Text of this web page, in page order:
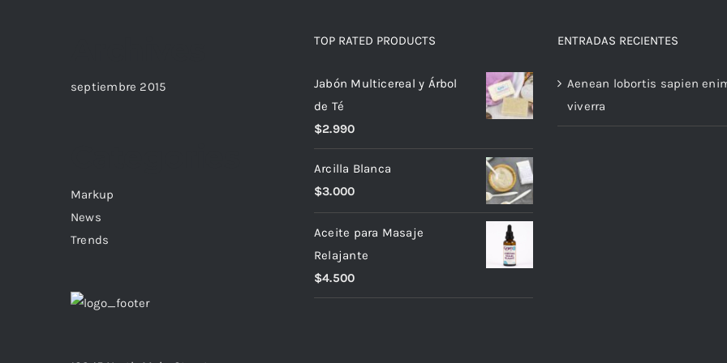
septiembre 2015
Markup
News
Trends
TOP RATED PRODUCTS
Jabón Multicereal y Árbol
de Té
$2.990
Arcilla Blanca
$3.000
Aceite para Masaje
Relajante
$4.500
ENTRADAS RECIENTES
Aenean lobortis sapien
viverra